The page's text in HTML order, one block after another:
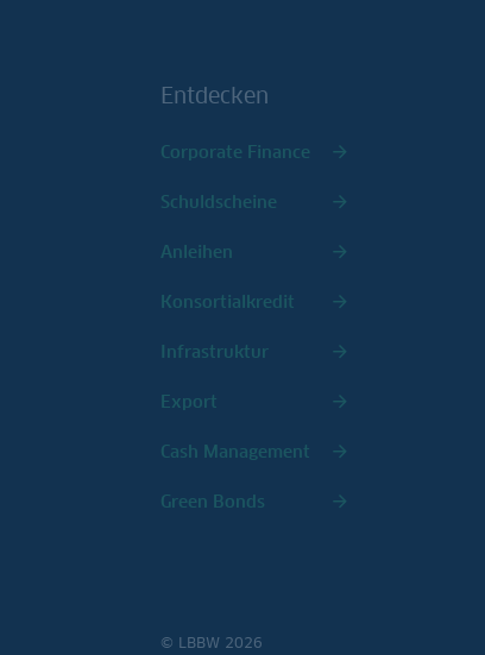
Entdecken
Corporate Finance
Schuldscheine
Anleihen
Konsortialkredit
Infrastruktur
Export
Cash Management
Green Bonds
© LBBW 2026